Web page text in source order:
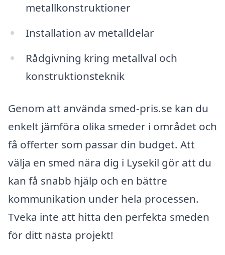
metallkonstruktioner
Installation av metalldelar
Rådgivning kring metallval och
konstruktionsteknik
Genom att använda smed-pris.se kan du
enkelt jämföra olika smeder i området och
få offerter som passar din budget. Att
välja en smed nära dig i Lysekil gör att du
kan få snabb hjälp och en bättre
kommunikation under hela processen.
Tveka inte att hitta den perfekta smeden
för ditt nästa projekt!